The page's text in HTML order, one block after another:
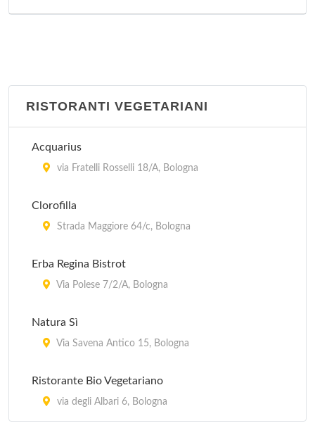
RISTORANTI VEGETARIANI
Acquarius
via Fratelli Rosselli 18/A, Bologna
Clorofilla
Strada Maggiore 64/c, Bologna
Erba Regina Bistrot
Via Polese 7/2/A, Bologna
Natura Sì
Via Savena Antico 15, Bologna
Ristorante Bio Vegetariano
via degli Albari 6, Bologna